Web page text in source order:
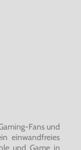
Fans und
einwandfreies
und Game in